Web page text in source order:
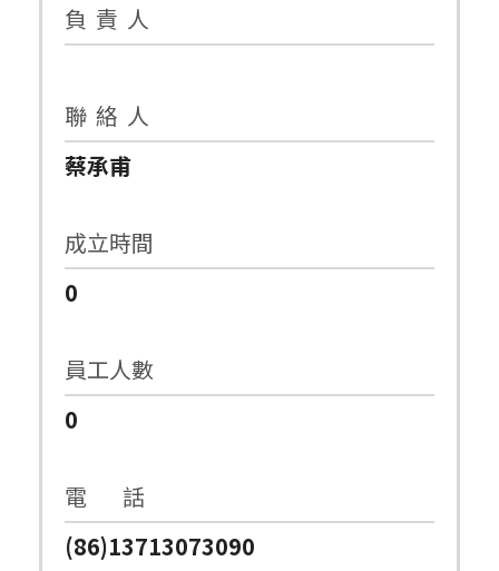
負 責 人
聯 絡 人
蔡承甫
成立時間
0
員工人數
0
電 話
(86)13713073090